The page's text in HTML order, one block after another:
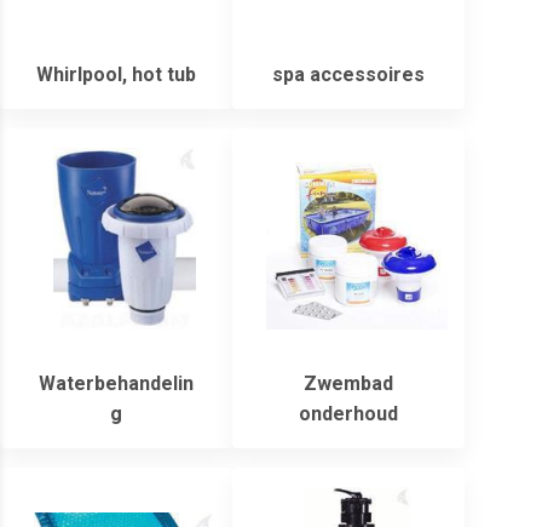
Whirlpool, hot tub spa accessoires
Waterbehandelin
g
Zwembad
onderhoud